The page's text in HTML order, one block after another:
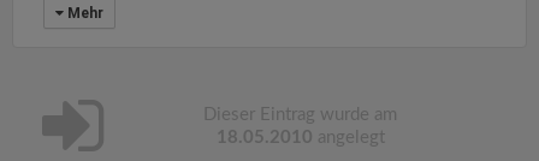
Mehr
Dieser Eintrag wurde am
18.05.2010 angelegt